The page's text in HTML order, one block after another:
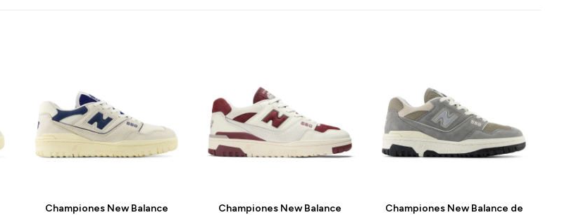
Championes New Balance
Championes New Balance
Championes New Balance de